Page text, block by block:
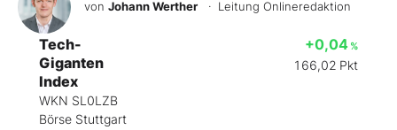
von Johann Werther · Leitung Onlineredaktion
Tech-
Giganten
Index
WKN SL0LZB
Börse Stuttgart
+0,04 %
166,02 Pkt